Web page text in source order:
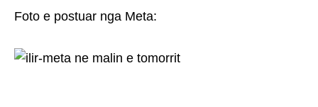
Foto e postuar nga Meta: